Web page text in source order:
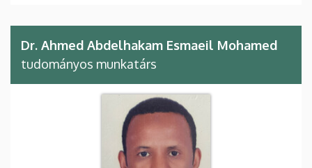
Dr. Ahmed Abdelhakam Esmaeil Mohamed
tudományos munkatárs